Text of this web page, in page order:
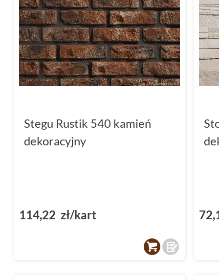
Stegu Rustik 540 kamień
dekoracyjny
114,22 zł/kart